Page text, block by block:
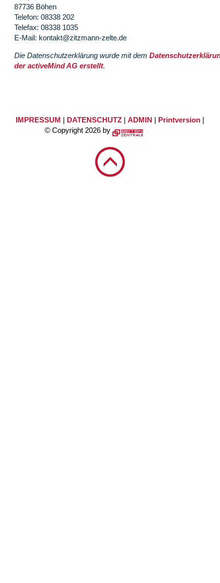
87736 Böhen
Telefon: 08338 202
Telefax: 08338 1035
E-Mail: kontakt@zitzmann-zelte.de
Die Datenschutzerklärung wurde mit dem
der activeMind AG erstellt.
IMPRESSUM | DATENSCHUTZ| ADMIN | Printversion|
© Copyright 2026 by